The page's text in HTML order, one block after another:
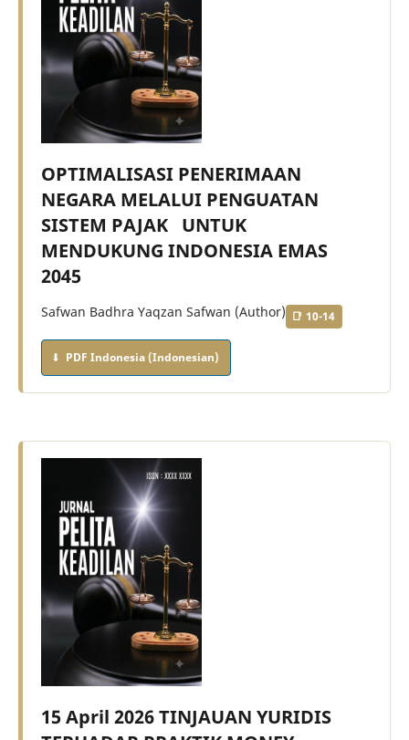
OPTIMALISASI PENERIMAAN
NEGARA MELALUI PENGUATAN
SISTEM PAJAK UNTUK
MENDUKUNG INDONESIA EMAS
2045
Safwan Badhra Yaqzan Safwan (Author) 10-14
PDF Indonesia (Indonesian)
15 April 2026 TINJAUAN YURIDIS